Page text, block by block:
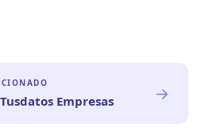
Empresas →